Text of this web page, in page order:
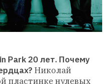
Park 20 лет. Почему
Николай
пластинке нулевых